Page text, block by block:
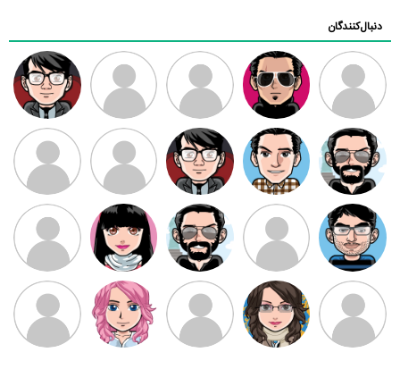
دنبال‌کنندگان
ممدرضا رضا کاظمی زهرا ~ ابتین
سید محمد
موسوی
مهدی فرهمند مهدی سلطانی داود رضیی
طرفدار میلی
بابی براون
کیوان کیانی
سامان راحمی امیردلتا امیروو ملیکا منتظری عارفه داستانپور